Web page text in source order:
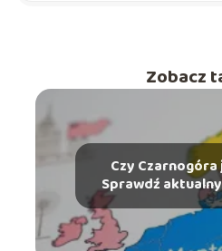
Zobacz
Czy
Sprawdź